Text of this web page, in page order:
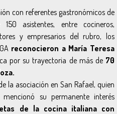
con referentes gastronómicos de
asistentes, entre cocineros,
y empresarios del rubro, los
reconocieron a María Teresa
por su trayectoria de más de 70
la asociación en San Rafael, quien
su permanente interés
de la cocina italiana con